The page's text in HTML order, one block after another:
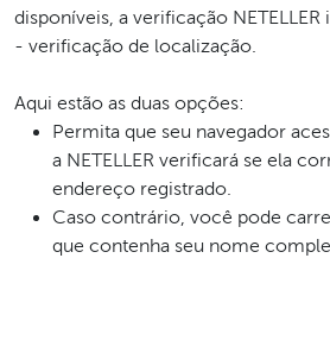
disponíveis, a verificação
- verificação de localização.
Aqui estão as duas opções:
Permita que seu navegador
a NETELLER verificará se ela
endereço registrado.
Caso contrário, você pode
que contenha seu nome